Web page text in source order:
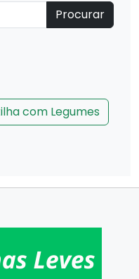
Procurar
com Legumes